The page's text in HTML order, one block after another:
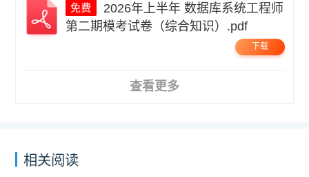
第二期模考试卷（综合知识）.pdf
下载
查看更多
相关阅读